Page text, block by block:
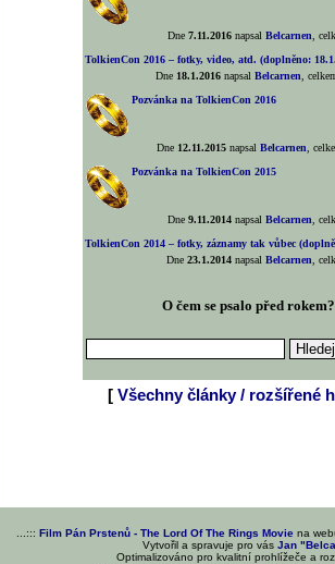
Dne7.11.2016 napsalBelcarnen
,
TolkienCon 2016 – fotky, video, atd. (doplněno:
Dne 18.1.2016 napsalBelcarnen
,
Pozvánka na TolkienCon 2016
Dne 12.11.2015 napsalBelcarnen
,
Pozvánka na TolkienCon 2015
Dne9.11.2014 napsalBelcarnen
,
TolkienCon 2014 – fotky, záznamy tak vůbec
Dne23.1.2014 napsalBelcarnen ,
O čem se psalo před rokem?
[ Všechny články / rozšířené
...::: Film Pán Prstenů - The Lord Of The Rings Movie na
Vytvořil a spravuje pro vásJan
Optimalizováno pro kvalitní prohlížeče a